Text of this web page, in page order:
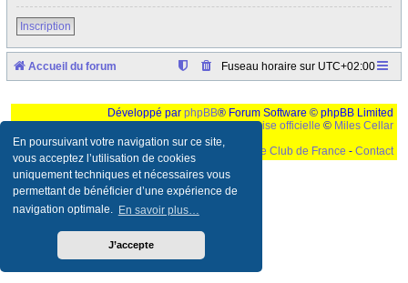
En poursuivant votre navigation sur ce site,
vous acceptez l’utilisation de cookies
uniquement techniques et nécessaires vous
permettant de bénéficier d’une expérience de
navigation optimale. En savoir plus…
J’accepte
Inscription
Accueil du forum Fuseau horaire sur UTC+02:00
Développé par phpBB® Forum Software © phpBB Limited
Traduction française officielle © Miles Cellar
Le Frégate Club de France - Contact
Ceci est un texte de remplissage qui n'a pour but que forcer l'elargissement de la div page...
Ben oui, quand on veut pas d'un "site optimise pour une resolution de 1024x768 et
parametres d'affichage pas defaut de votre navigateur" faut bien trouver des paliatifs !